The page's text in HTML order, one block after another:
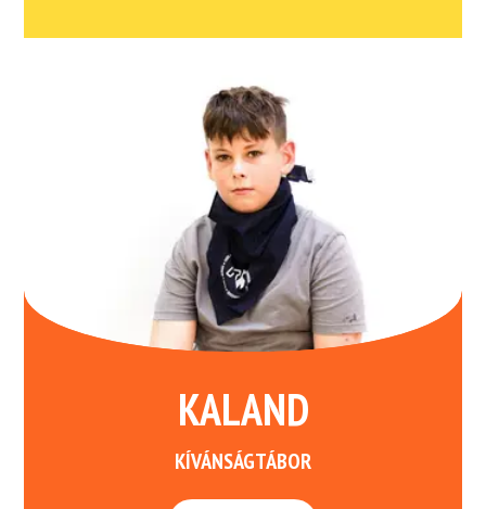
KALAND
KÍVÁNSÁGTÁBOR